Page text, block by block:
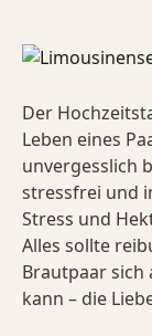
Der
Leben eines
unvergesslich
stressfrei und
Stress und
Alles sollte
Brautpaar sich
kann – die